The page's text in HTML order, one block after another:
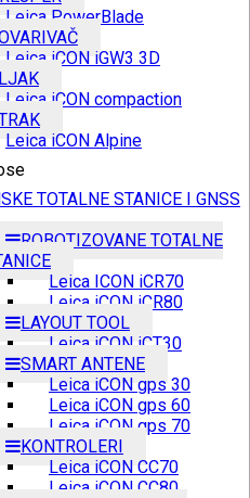
Leica PowerBlade
Leica iCON iGW3 3D
Leica iCON compaction
Leica iCON Alpine
TOTALNE STANICE I GNSS
ROBOTIZOVANE TOTALNE
Leica ICON iCR70
Leica iCON iCR80
LAYOUT TOOL
Leica iCON iCT30
SMART ANTENE
Leica iCON gps 30
Leica iCON gps 60
Leica iCON gps 70
KONTROLERI
Leica iCON CC70
Leica iCON CC80